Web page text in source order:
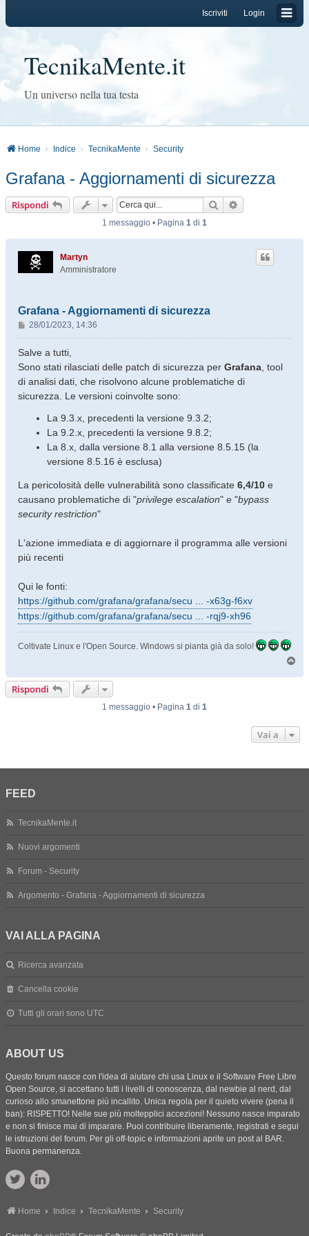
Login
Iscriviti
TecnikaMente.it
Un universo nella tua testa
Home Indice TecnikaMente Security
Grafana - Aggiornamenti di sicurezza
Rispondi Cerca
1 messaggio • Pagina 1 di 1
Martyn
Amministratore
Grafana - Aggiornamenti di sicurezza
M
e
s
g
g
28/01/2023, 14:36
Salve a tutti,
Sono stati rilasciati delle patch di sicurezza per Grafana , tool
di analisi dati, che risolvono alcune problematiche di
sicurezza. Le versioni coinvolte sono:
La 9.3.x, precedenti la versione 9.3.2;
La 9.2.x, precedenti la versione 9.8.2;
La 8.x, dalla versione 8.1 alla versione 8.5.15 (la
versione 8.5.16 è esclusa)
La pericolosità delle vulnerabilità sono classificate 6,4/10 e
causano problematiche di "privilege escalation" e "bypass
security restriction"
L'azione immediata e di aggiornare il programma alle versioni
più recenti
Qui le fonti:
https://github.com/grafana/grafana/secu ... -x63g-f6xv
https://github.com/grafana/grafana/secu ... -rqj9-xh96
Coltivate Linux e l'Open Source. Windows si pianta già da solo!
Rispondi
1 messaggio • Pagina 1 di 1
Vai a
FEED
TecnikaMente.it
Nuovi argomenti
Forum - Security
Argomento - Grafana - Aggiornamenti di sicurezza
VAI ALLA PAGINA
Ricerca avanzata
Cancella cookie
Tutti gli orari sono UTC
ABOUT US
Questo forum nasce con l'idea di aiutare chi usa Linux e il Software Free Libre
Open Source, si accettano tutti i livelli di conoscenza, dal newbie al nerd, dal
curioso allo smanettone più incallito. Unica regola per il quieto vivere (pena il
ban): RISPETTO! Nelle sue più moltepplici accezioni! Nessuno nasce imparato
e non si finisce mai di imparare. Puoi contribuire liberamente, registrati e segui
le istruzioni del forum. Per gli off-topic e informazioni aprite un post al BAR.
Buona permanenza.
Home Indice TecnikaMente Security